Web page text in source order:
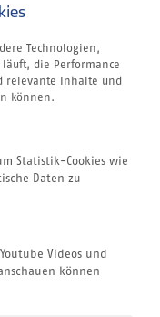
Technologien,
die Performance
relevante Inhalte und
können.
Statistik-Cookies wie
Daten zu
Videos und
können